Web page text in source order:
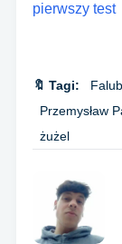
pierwszy test
🔖 Tagi:
Przemysław
żużel